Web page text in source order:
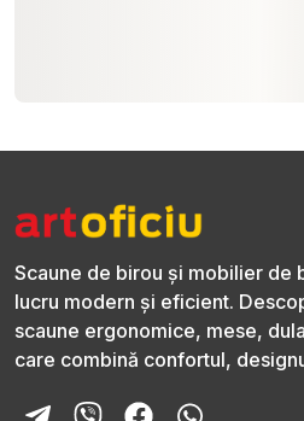
Scaune de birou și mobilier de
lucru modern și eficient.
scaune ergonomice, mese,
care combină confortul,